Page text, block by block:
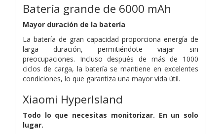
Batería grande de 6000 mAh
Mayor duración de la batería
La batería de gran capacidad proporciona energía de
larga duración, permitiéndote viajar sin
preocupaciones. Incluso después de más de 1000
ciclos de carga, la batería se mantiene en excelentes
condiciones, lo que garantiza una mayor vida útil.
Xiaomi HyperIsland
Todo lo que necesitas monitorizar. En un solo
lugar.